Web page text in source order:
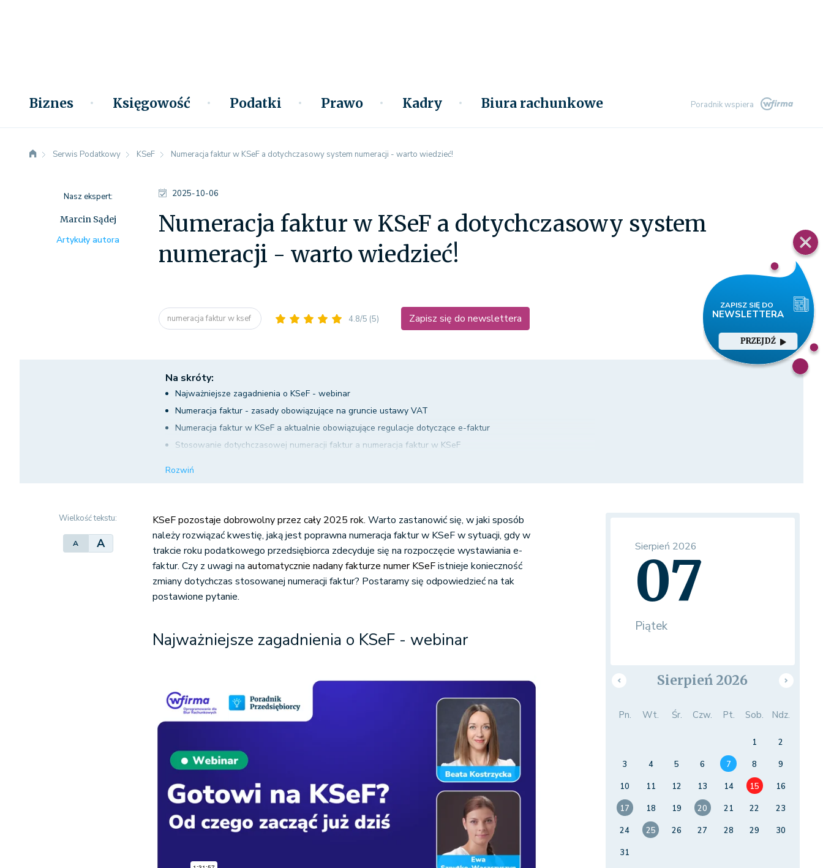
Biznes Księgowość Podatki Prawo Kadry Biura rachunkowe Poradnik wspiera
PRZEJDŹ
Serwis Podatkowy KSeF Numeracja faktur w KSeF a dotychczasowy system numeracji - warto wiedzieć!
2025-10-06
Numeracja faktur w KSeF a dotychczasowy system
numeracji - warto wiedzieć!
numeracja faktur w ksef 4.8/5 (5) Zapisz się do newslettera
Nasz ekspert:
Marcin Sądej
Artykuły autora
Na skróty:
Najważniejsze zagadnienia o KSeF - webinar
Numeracja faktur - zasady obowiązujące na gruncie ustawy VAT
Numeracja faktur w KSeF a aktualnie obowiązujące regulacje dotyczące e-faktur
Stosowanie dotychczasowej numeracji faktur a numeracja faktur w KSeF
Rozwiń
Wielkość tekstu:
A A
KSeF pozostaje dobrowolny przez cały 2025 rok.Warto zastanowić się, w jaki sposób
należy rozwiązać kwestię, jaką jest poprawna numeracja faktur w KSeF w sytuacji, gdy w
trakcie roku podatkowego przedsiębiorca zdecyduje się na rozpoczęcie wystawiania e-
faktur. Czy z uwagi naautomatycznie nadany fakturze numer KSeFistnieje konieczność
zmiany dotychczas stosowanej numeracji faktur? Postaramy się odpowiedzieć na tak
postawione pytanie.
Najważniejsze zagadnienia o KSeF - webinar
Sierpień 2026
07
Piątek
Sierpień 2026
Pn. Wt. Śr. Czw. Pt. Sob. Ndz.
1
2
3
4 5 6 7 8
9
10
11 12 13 14 15
16
17
18 19 20 21 22
23
24
25 26 27 28 29
30
31